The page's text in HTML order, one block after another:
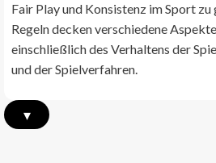
Fair Play und Konsistenz im Sport
Regeln decken verschiedene
einschließlich des Verhaltens der
und der Spielverfahren.
▾